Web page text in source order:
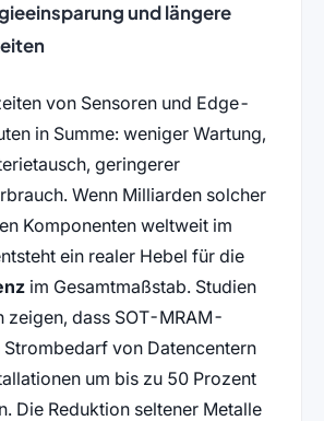
und längere
von Sensoren und Edge-
in Summe: weniger Wartung,
geringerer
Wenn Milliarden solcher
Komponenten weltweit im
ein realer Hebel für die
im Gesamtmaßstab. Studien
zeigen, dass SOT-MRAM-
Strombedarf von Datencentern
um bis zu 50 Prozent
Die Reduktion seltener Metalle